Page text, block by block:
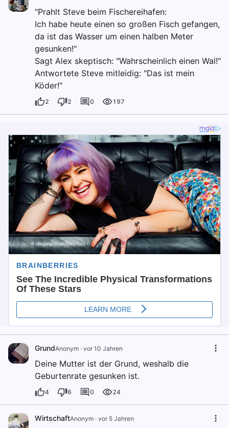
"Prahlt Steve beim Fischereihafen:
Ich habe heute einen so großen Fisch gefangen,
da ist das Wasser um einen halben Meter
gesunken!"
Sagt Alex skeptisch: "Wahrscheinlich einen Wal!"
Antwortete Steve mitleidig: "Das ist mein
Köder!"
2 2 0 197
GrundAnonym · vor 10 Jahren
Deine Mutter ist der Grund, weshalb die
Geburtenrate gesunken ist.
4 6 0 24
WirtschaftAnonym · vor 5 Jahren